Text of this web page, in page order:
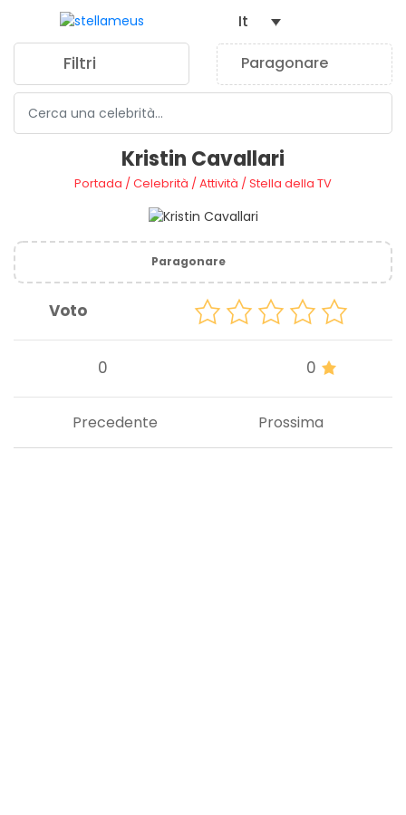
Filtri Paragonare
It
Kristin Cavallari
Portada /Celebrità /Attività /Stella della TV
Paragonare
Voto
0 0
Prossima
Precedente